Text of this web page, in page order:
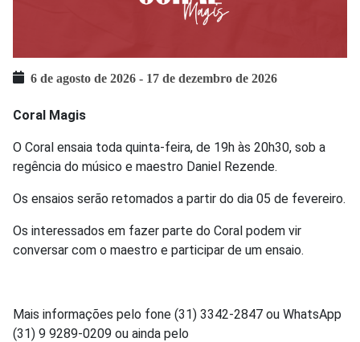
6 de agosto de 2026 - 17 de dezembro de 2026
Coral Magis
O Coral ensaia toda quinta-feira, de 19h às 20h30, sob a
regência do músico e maestro Daniel Rezende.
Os ensaios serão retomados a partir do dia 05 de fevereiro.
Os interessados em fazer parte do Coral podem vir
conversar com o maestro e participar de um ensaio.
Mais informações pelo fone (31) 3342-2847 ou WhatsApp
(31) 9 9289-0209 ou ainda pelo